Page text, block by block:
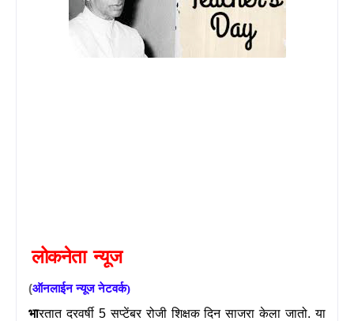
लोकनेता न्यूज
(ऑनलाईन न्यूज नेटवर्क)
भारतात दरवर्षी 5सप्टेंबर रोजी शिक्षक दिन साजरा केला जातो. या